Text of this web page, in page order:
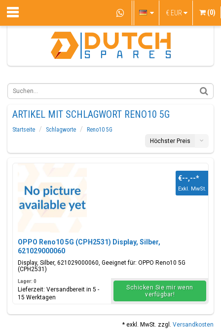
€ EUR (0)
ARTIKEL MIT SCHLAGWORT RENO10 5G
Startseite Schlagworte
Reno10 5G
Höchster Preis
OPPO Reno10 5G (CPH2531) Display, Silber,
621029000060
Display, Silber, 621029000060, Geeignet für: OPPO Reno10 5G
(CPH2531)
€--,--*
Exkl. MwSt.
Lager: 0
Lieferzeit: Versandbereit in 5 -
15 Werktagen
Schicken Sie mir wenn
verfügbar!
* exkl. MwSt. zzgl. Versandkosten